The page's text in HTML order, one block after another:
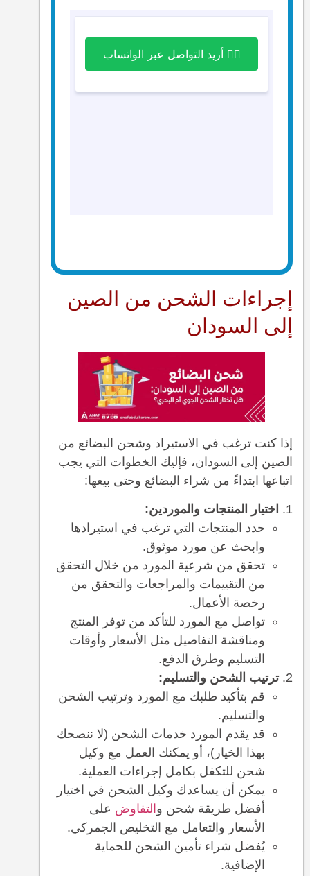
إجراءات الشحن من الصين
إلى السودان
إذا كنت ترغب في الاستيراد وشحن البضائع من
الصين إلى السودان، فإليك الخطوات التي يجب
اتباعها ابتداءً من شراء البضائع وحتى بيعها:
اختيار المنتجات والموردين:
حدد المنتجات التي ترغب في استيرادها
وابحث عن مورد موثوق.
تحقق من شرعية المورد من خلال التحقق
من التقييمات والمراجعات والتحقق من
رخصة الأعمال.
تواصل مع المورد للتأكد من توفر المنتج
ومناقشة التفاصيل مثل الأسعار وأوقات
التسليم وطرق الدفع.
ترتيب الشحن والتسليم:
قم بتأكيد طلبك مع المورد وترتيب الشحن
والتسليم.
قد يقدم المورد خدمات الشحن (لا ننصحك
بهذا الخيار)، أو يمكنك العمل مع وكيل
شحن للتكفل بكامل إجراءات العملية.
يمكن أن يساعدك وكيل الشحن في اختيار
أفضل طريقة شحن و التفاوض على
الأسعار والتعامل مع التخليص الجمركي.
يُفضل شراء تأمين الشحن للحماية
الإضافية.